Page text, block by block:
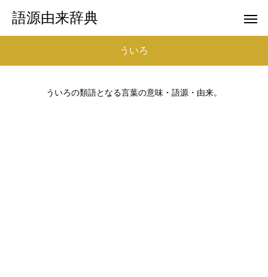
語源由来辞典
ういろ
ういろの類語となる言葉の意味・語源・由来。